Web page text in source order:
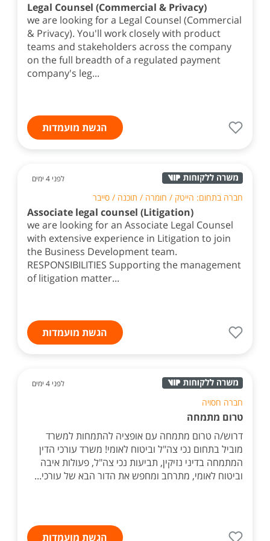
Legal Counsel (Commercial & Privacy)
we are looking for a Legal Counsel (Commercial
& Privacy). You'll work closely with product
teams and stakeholders across the company
on the full breadth of a regulated payment
company's leg...
הגשת מועמדות
לפני 4 ימים
חברה בתחום: הייטק / חומרה / תוכנה / סייבר
Associate legal counsel (Litigation)
we are looking for an Associate Legal Counsel
with extensive experience in Litigation to join
the Business Development team.
RESPONSIBILITIES Supporting the management
of litigation matter...
הגשת מועמדות
לפני 4 ימים
חברה חסויה
טרום מתמחה
דרוש/ה טרום מתמחה עם אופציה להתמחות למשרד
מוביל בתחום נכי צה"ל וביטוח לאומי! משרד עורכי הדין
המתמחה בדיני נזיקין, תביעות נכי צה"ל, פעולות איבה
וביטוח לאומי, מתרחב ומחפש את הדור הבא של עורכי...
הגשת מועמדות